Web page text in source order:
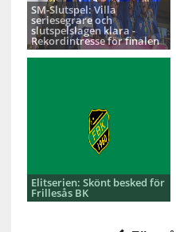
SM-Slutspel: Villa
seriesegrare och
slutspelslagen klara -
Rekordintresse för finalen
Elitserien: Skönt besked för
Frillesås BK